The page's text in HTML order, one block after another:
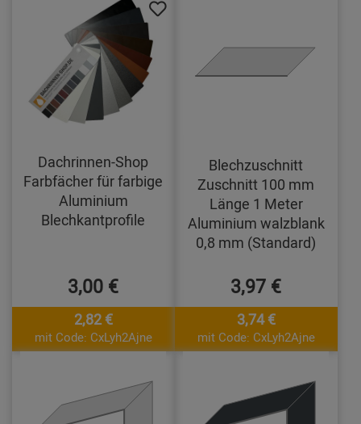
Dachrinnen-Shop
Farbfächer für farbige
Aluminium
Blechkantprofile
3,00 €
2,82 €
mit Code: CxLyh2Ajne
Blechzuschnitt
Zuschnitt 100 mm
Länge 1 Meter
Aluminium walzblank
0,8 mm (Standard)
3,97 €
3,74 €
mit Code: CxLyh2Ajne